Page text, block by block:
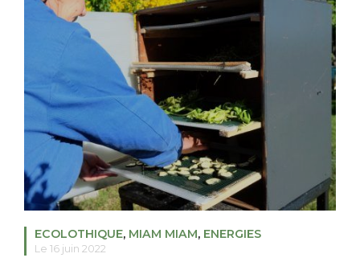
FACEBOOKINSTAGRAM
LINKEDINYOUTUBE
ECOLOTHIQUE, MIAM MIAM, ENERGIES
Le 16 juin 2022